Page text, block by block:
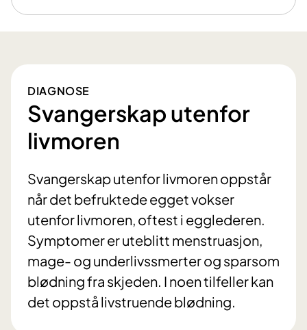
DIAGNOSE
Svangerskap utenfor
livmoren
Svangerskap utenfor livmoren oppstår
når det befruktede egget vokser
utenfor livmoren, oftest i egglederen.
Symptomer er uteblitt menstruasjon,
mage- og underlivssmerter og sparsom
blødning fra skjeden. I noen tilfeller kan
det oppstå livstruende blødning.